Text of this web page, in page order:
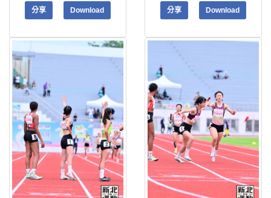
分享 Download 分享 Download